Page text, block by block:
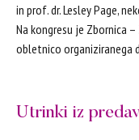
in prof. dr. Lesley Page,
Na kongresu je Zbornica
obletnico organiziranega
Utrinki iz